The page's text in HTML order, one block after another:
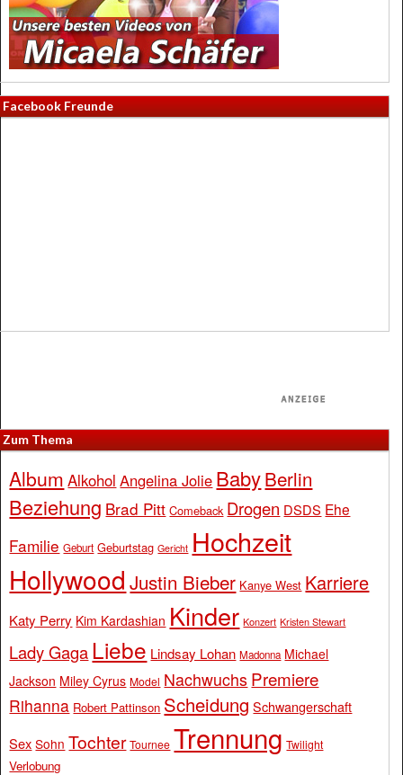
Facebook Freunde
Zum Thema
Album Alkohol Angelina Jolie BabyBerlin
Beziehung Brad Pitt Comeback Drogen DSDS Ehe
Familie Geburt Geburtstag Gericht Hochzeit
Hollywood Justin Bieber Kanye West Karriere
Katy Perry Kim Kardashian Kinder Konzert Kristen Stewart
Lady Gaga Liebe Lindsay Lohan Madonna Michael
Jackson Miley Cyrus Model Nachwuchs Premiere
Rihanna Robert Pattinson Scheidung Schwangerschaft
Sex Sohn Tochter Tournee Trennung Twilight
Verlobung